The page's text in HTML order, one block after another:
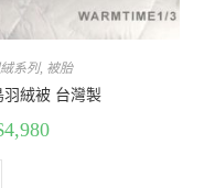
系列, 被胎
絨被 台灣製
4,980